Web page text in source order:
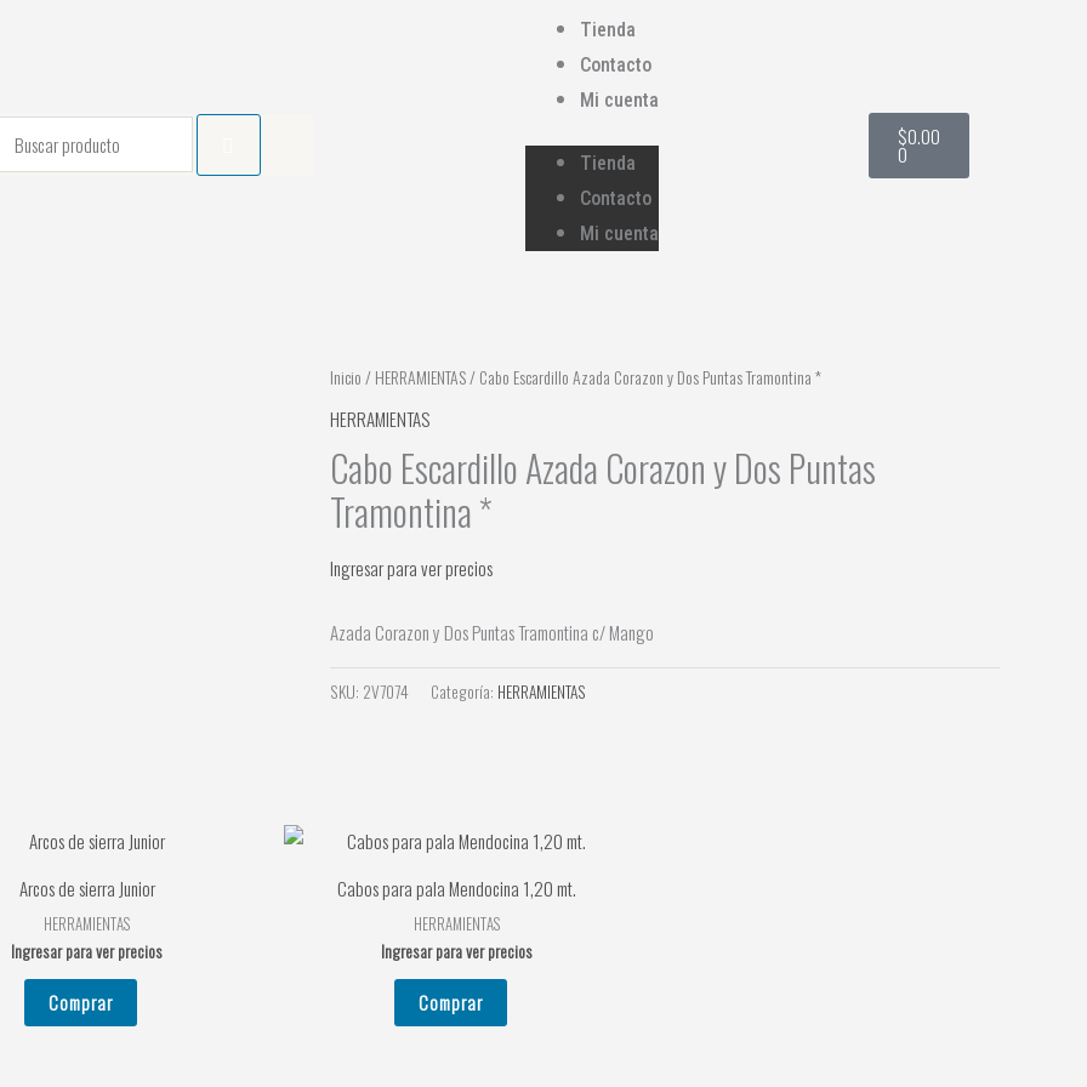
Tienda
Contacto
Mi cuenta
Tienda
Contacto
Mi cuenta
$0.00
0
Cart
Inicio / HERRAMIENTAS/ Cabo Escardillo Azada Corazon y Dos Puntas Tramontina *
HERRAMIENTAS
Cabo Escardillo Azada Corazon y Dos Puntas
Tramontina *
Ingresar para ver precios
Azada Corazon y Dos Puntas Tramontina c/ Mango
SKU: 2V7074 Categoría: HERRAMIENTAS
Arcos de sierra Junior
HERRAMIENTAS
Ingresar para ver precios
Comprar
Cabos para pala Mendocina 1,20 mt.
HERRAMIENTAS
Ingresar para ver precios
Comprar